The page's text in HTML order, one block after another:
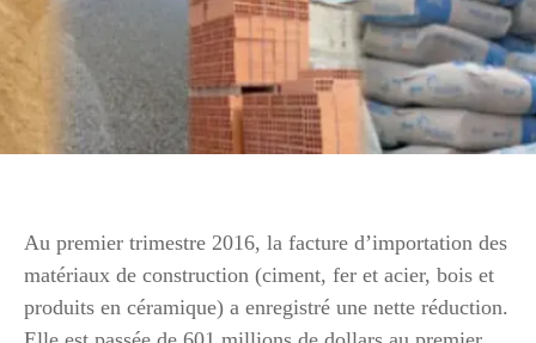
Au premier trimestre 2016, la facture d’importation des
matériaux de construction (ciment, fer et acier, bois et
produits en céramique) a enregistré une nette réduction.